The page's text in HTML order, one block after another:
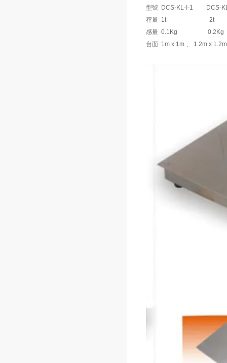
型號 DCS-KL-I-1
DCS-
秤量 1t
2t
感量 0.1Kg
0.2Kg
台面 1m x 1m 、 1.2m x